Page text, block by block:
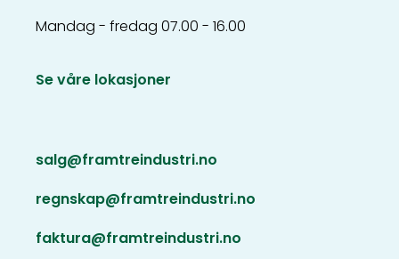
Mandag - fredag 07.00 - 16.00
Se våre lokasjoner
salg@framtreindustri.no
regnskap@framtreindustri.no
faktura@framtreindustri.no